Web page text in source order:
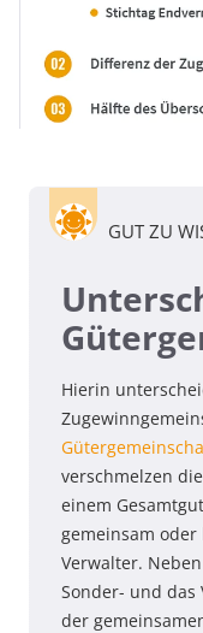
GUT ZU
Hierin
verschmelzen
einem
gemeinsam
Verwalter.
Sonder- und das
der